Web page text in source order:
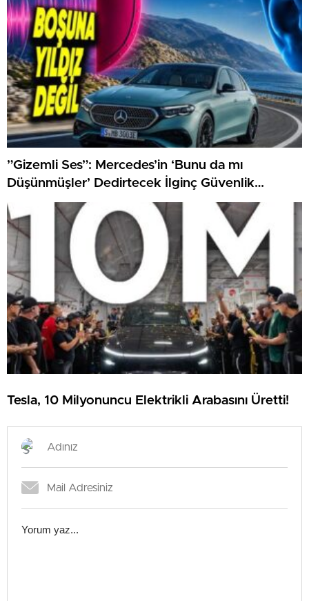
”Gizemli Ses”: Mercedes’in ‘Bunu da mı
Düşünmüşler’ Dedirtecek İlginç Güvenlik
Özelliği
Tesla, 10 Milyonuncu Elektrikli Arabasını Üretti!